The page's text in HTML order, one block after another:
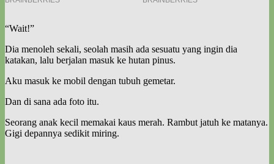
“Wait!”
Dia menoleh sekali, seolah masih ada sesuatu yang ingin dia
katakan, lalu berjalan masuk ke hutan pinus.
Aku masuk ke mobil dengan tubuh gemetar.
Dan di sana ada foto itu.
Seorang anak kecil memakai kaus merah. Rambut jatuh ke matanya.
Gigi depannya sedikit miring.